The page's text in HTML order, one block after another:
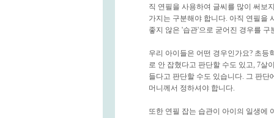
직 연필을 사용하여 글씨를 많이 써보
가지는 구분해야 합니다. 아직 연필을
좋지 않은 '습관'으로 굳어진 경우를 구
우리 아이들은 어떤 경우인가요? 초등
로 안 잡혔다고 판단할 수도 있고, 7살
들다고 판단할 수도 있습니다. 그 판
머니께서 정하셔야 합니다.
또한 연필 잡는 습관이 아이의 일생에